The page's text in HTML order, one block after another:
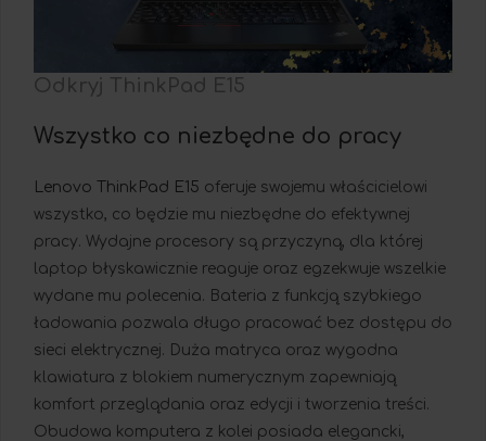
Odkryj ThinkPad E15
Wszystko co niezbędne do pracy
Lenovo ThinkPad E15 oferuje swojemu właścicielowi
wszystko, co będzie mu niezbędne do efektywnej
pracy. Wydajne procesory są przyczyną, dla której
laptop błyskawicznie reaguje oraz egzekwuje wszelkie
wydane mu polecenia. Bateria z funkcją szybkiego
ładowania pozwala długo pracować bez dostępu do
sieci elektrycznej. Duża matryca oraz wygodna
klawiatura z blokiem numerycznym zapewniają
komfort przeglądania oraz edycji i tworzenia treści.
Obudowa komputera z kolei posiada elegancki,